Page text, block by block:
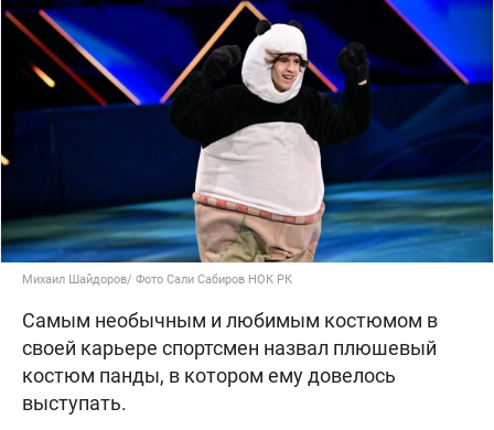
Михаил Шайдоров/ Фото Сали Сабиров НОК РК
Самым необычным и любимым костюмом в
своей карьере спортсмен назвал плюшевый
костюм панды, в котором ему довелось
выступать.